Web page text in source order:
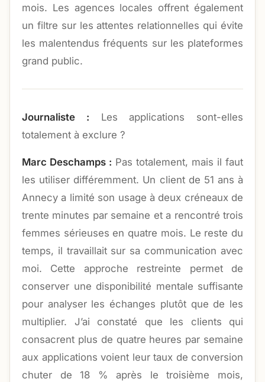
mois. Les agences locales offrent également
un filtre sur les attentes relationnelles qui évite
les malentendus fréquents sur les plateformes
grand public.
Journaliste : Les applications sont-elles
totalement à exclure ?
Marc Deschamps : Pas totalement, mais il faut
les utiliser différemment. Un client de 51 ans à
Annecy a limité son usage à deux créneaux de
trente minutes par semaine et a rencontré trois
femmes sérieuses en quatre mois. Le reste du
temps, il travaillait sur sa communication avec
moi. Cette approche restreinte permet de
conserver une disponibilité mentale suffisante
pour analyser les échanges plutôt que de les
multiplier. J’ai constaté que les clients qui
consacrent plus de quatre heures par semaine
aux applications voient leur taux de conversion
chuter de 18 % après le troisième mois,